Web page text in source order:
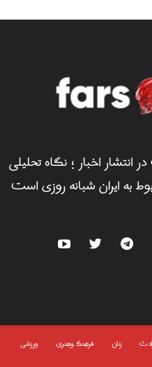
و دقت در انتشار اخبار ؛ نگاه تحلیلی
به ایران شبانه روزی است
زنان فرهنگ وهنری
ورزشی